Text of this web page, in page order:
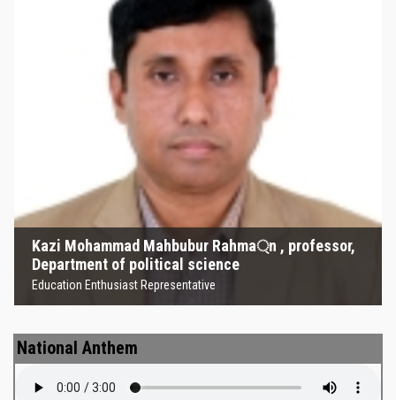
Kazi Mohammad Mahbubur Rahma্‌n , professor,
Department of political science
Education Enthusiast Representative
Kazi Mohammad Mahbubur
Rahma্‌n , professor, Department
of political science
Education Enthusiast Representative
National Anthem